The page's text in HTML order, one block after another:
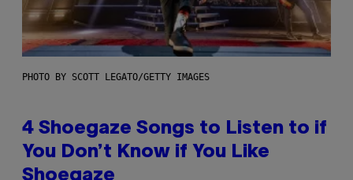
PHOTO BY SCOTT LEGATO/GETTY IMAGES
4 Shoegaze Songs to Listen to if
You Don’t Know if You Like
Shoegaze